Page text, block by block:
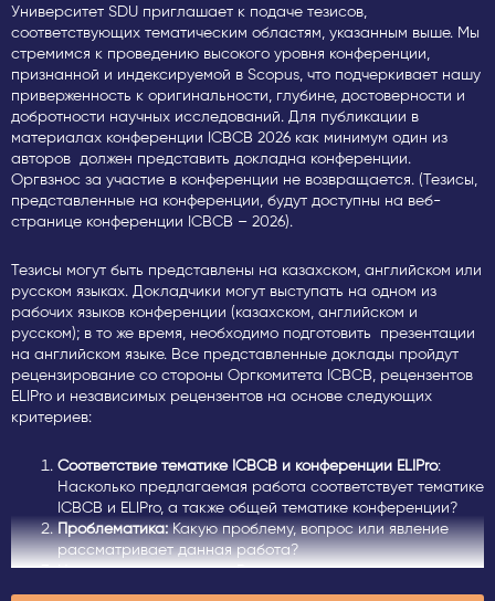
Университет SDU приглашает к подаче тезисов,
соответствующих тематическим областям, указанным выше. Мы
стремимся к проведению высокого уровня конференции,
признанной и индексируемой в Scopus, что подчеркивает нашу
приверженность к оригинальности, глубине, достоверности и
добротности научных исследований. Для публикации в
материалах конференции ICBCB 2026 как минимум один из
авторов должен представить докладна конференции.
Оргвзнос за участие в конференции не возвращается. (Тезисы,
представленные на конференции, будут доступны на веб-
странице конференции ICBCB – 2026).
Тезисы могут быть представлены на казахском, английском или
русском языках. Докладчики могут выступать на одном из
рабочих языков конференции (казахском, английском и
русском); в то же время, необходимо подготовить презентации
на английском языке. Все представленные доклады пройдут
рецензирование со стороны Оргкомитета ICBCB, рецензентов
ELIPro и независимых рецензентов на основе следующих
критериев:
Соответствие тематике ICBCB и конференции ELIPro:
Насколько предлагаемая работа соответствует тематике
ICBCB и ELIPro, а также общей тематике конференции?
Проблематика:Какую проблему, вопрос или явление
рассматривает данная работа?
Новизна исследования: В чем заключается важность и
инновационный потенциал данной работы??